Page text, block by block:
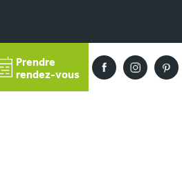
Prendre
rendez-vous